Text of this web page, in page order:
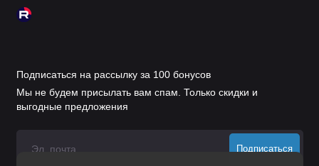
Подписаться на рассылку за 100 бонусов
Мы не будем присылать вам спам. Только скидки и
выгодные предложения
Подписаться